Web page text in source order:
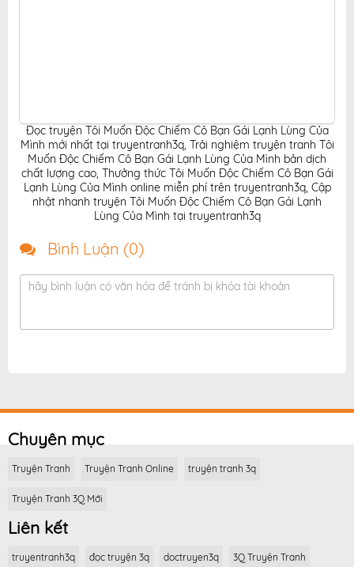
Đọc truyện Tôi Muốn Độc Chiếm Cô Bạn Gái Lạnh Lùng Của
Mình mới nhất tại truyentranh3q, Trải nghiệm truyện tranh Tôi
Muốn Độc Chiếm Cô Bạn Gái Lạnh Lùng Của Mình bản dịch
chất lượng cao, Thưởng thức Tôi Muốn Độc Chiếm Cô Bạn Gái
Lạnh Lùng Của Mình online miễn phí trên truyentranh3q, Cập
nhật nhanh truyện Tôi Muốn Độc Chiếm Cô Bạn Gái Lạnh
Lùng Của Mình tại truyentranh3q
Bình Luận (0)
hãy bình luận có văn hóa để tránh bị khóa tài khoản
Chuyên mục
Truyện Tranh Truyện Tranh Online truyện tranh 3q
Truyện Tranh 3Q Mới
Liên kết
truyentranh3q đọc truyện 3q doctruyen3q 3Q Truyện Tranh